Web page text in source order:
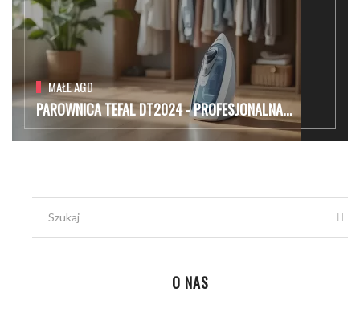
MAŁE AGD
PAROWNICA TEFAL DT2024 - PROFESJONALNA...
O NAS